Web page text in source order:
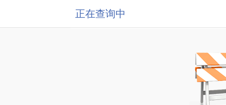
正在查询中